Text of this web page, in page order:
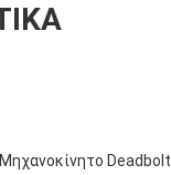
Μηχανοκίνητο Deadbolt